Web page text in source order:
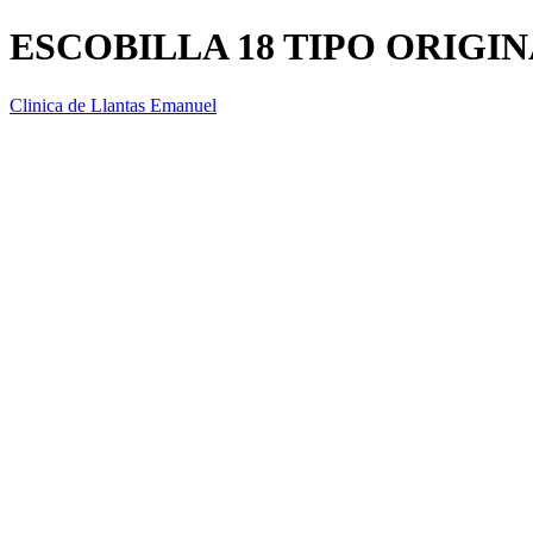
ESCOBILLA 18 TIPO
Clinica de Llantas Emanuel